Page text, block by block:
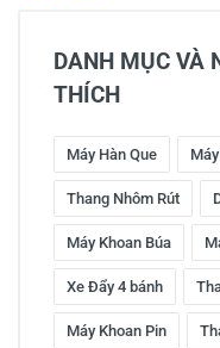
DANH MỤC VÀ
THÍCH
Máy Hàn Que
Thang Nhôm Rút
Máy Khoan Búa
Xe Đẩy 4 bánh
Máy Khoan Pin